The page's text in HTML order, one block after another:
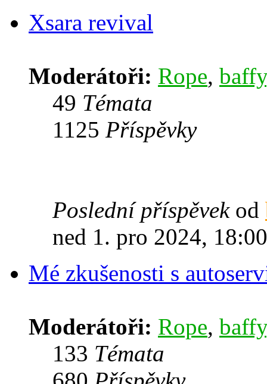
Xsara revival
Moderátoři: Rope, baffy
49 Témata
1125 Příspěvky
Poslední příspěvekod
ned 1. pro 2024, 18:00
Mé zkušenosti s
Moderátoři: Rope, baffy
133 Témata